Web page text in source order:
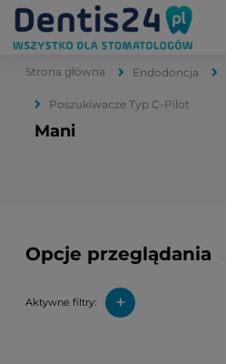
Strona główna Endodoncja
Poszukiwacze Typ C-Pilot
Mani
Opcje przeglądania
Aktywne filtry: +